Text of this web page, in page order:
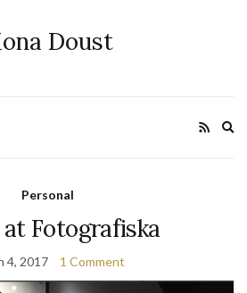
Doust
Personal
Fotografiska
4, 2017 1 Comment